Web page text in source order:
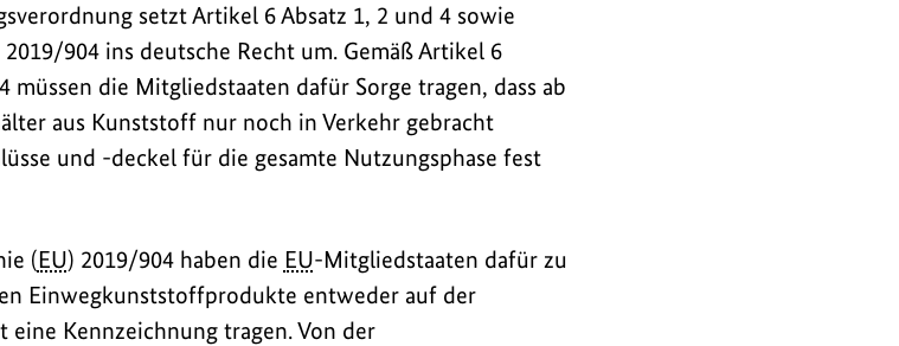
setzt Artikel 6 Absatz 1, 2 und 4 sowie
2019/904 ins deutsche Recht um. Gemäß Artikel 6
müssen die Mitgliedstaaten dafür Sorge tragen, dass ab
aus Kunststoff nur noch in Verkehr gebracht
und -deckel für die gesamte Nutzungsphase fest
(EU) 2019/904 haben die EU-Mitgliedstaaten dafür zu
Einwegkunststoffprodukte entweder auf der
Kennzeichnung tragen. Von der